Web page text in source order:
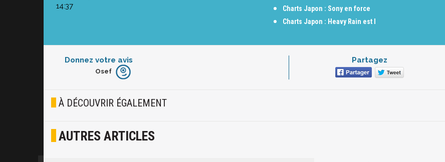
14:37
Charts Japon : Sony en force
Charts Japon : Heavy Rain est l
Donnez votre avis
Furieux
Joyeux
Osef
Partagez
À DÉCOUVRIR ÉGALEMENT
AUTRES ARTICLES